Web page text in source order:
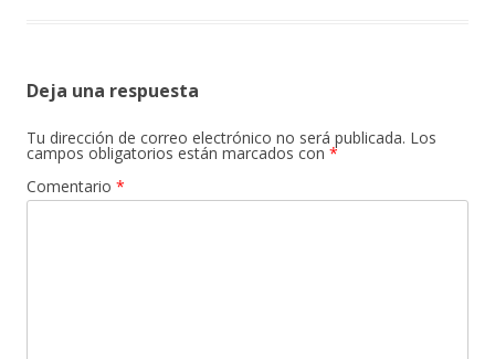
Deja una respuesta
Tu dirección de correo electrónico no será publicada. Los
campos obligatorios están marcados con *
Comentario *